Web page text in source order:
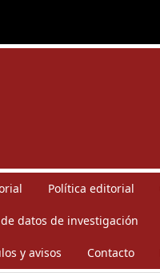
Política editorial
datos de investigación
y avisos Contacto